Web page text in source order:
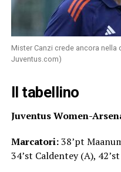
Mister Canzi crede ancora
Juventus.com)
Il tabellino
Juventus Women-
Marcatori:38’pt
34’st Caldentey (A),